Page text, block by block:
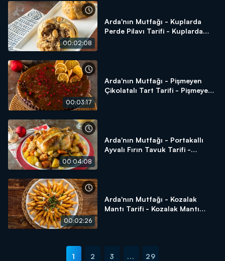
00:02:08
Arda'nın Mutfağı - Kuplarda
Perde Pilavı Tarifi - Kuplarda
00:03:17
Arda'nın Mutfağı - Pişmeyen
Çikolatalı Tart Tarifi - Pişmeyen
00:04:08
Arda'nın Mutfağı - Portakallı
Ayvalı Fırın Tavuk Tarifi -
00:02:26
Arda'nın Mutfağı - Kozalak
Mantı Tarifi - Kozalak Mantı
1 2 3 ... 29